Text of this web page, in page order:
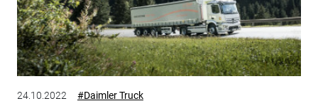
24.10.2022 #Daimler Truck